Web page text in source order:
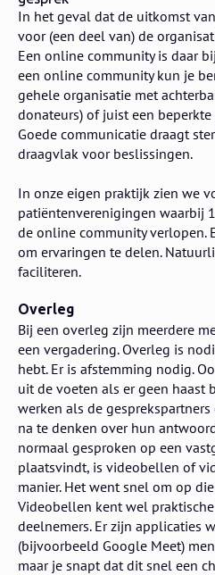
In het geval dat de uitkomst
voor (een deel van) de
Een online community is daar
een online community kun je
gehele organisatie met
donateurs) of juist een
Goede communicatie draagt
draagvlak voor beslissingen.
In onze eigen praktijk zien we
patiëntenverenigingen waarbij
de online community verlopen.
om ervaringen te delen.
faciliteren.
Overleg
Bij een overleg zijn meerdere
een vergadering. Overleg is
hebt. Er is afstemming nodig.
uit de voeten als er geen haast
werken als de
na te denken over hun
normaal gesproken op een
plaatsvindt, is videobellen of
manier. Het went snel om op
Videobellen kent wel
deelnemers. Er zijn applicaties
(bijvoorbeeld Google Meet)
maar je snapt dat dit snel een